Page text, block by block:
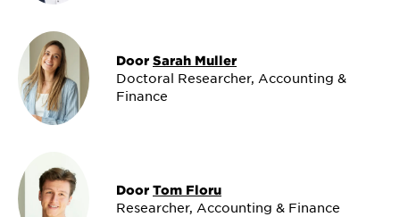
Door Sarah Muller
Doctoral Researcher, Accounting &
Finance
Door Tom Floru
Researcher, Accounting & Finance